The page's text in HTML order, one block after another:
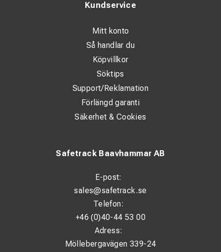
Safetrack Baavhammar AB
E-post:
sales@safetrack.se
Telefon:
+46 (0)40-44 53 00
Adress:
Möllebergavägen 339-24
Kundservice
Mitt konto
Så handlar du
Köpvillkor
Söktips
Support/Reklamation
Förlängd garanti
Säkerhet & Cookies